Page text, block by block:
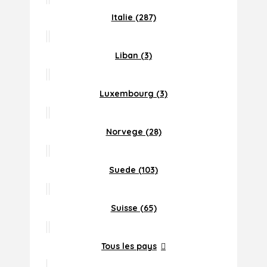
Italie (287)
Liban (3)
Luxembourg (3)
Norvege (28)
Suede (103)
Suisse (65)
Tous les pays